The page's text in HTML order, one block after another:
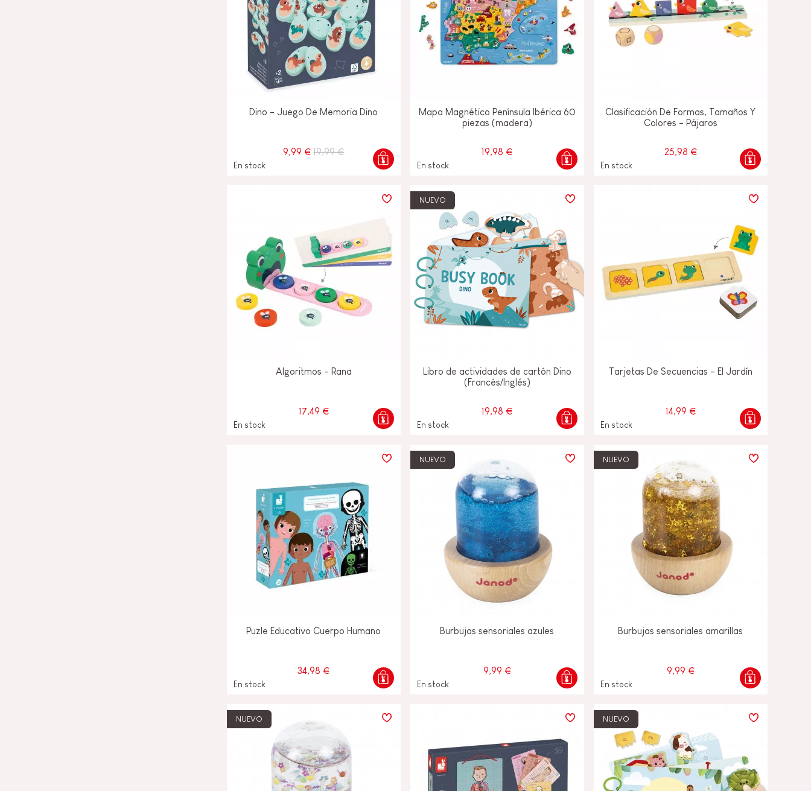
Dino - Juego De Memoria Dino
9,99 € 19,99 €
En stock
Mapa Magnético Península Ibérica 60
piezas (madera)
19,98 €
En stock
Clasificación De Formas, Tamaños Y
Colores - Pájaros
25,98 €
En stock
Algoritmos - Rana
17,49 €
En stock
NUEVO
Libro de actividades de cartón Dino
(Francés/Inglés)
19,98 €
En stock
Tarjetas De Secuencias - El Jardín
14,99 €
En stock
Puzle Educativo Cuerpo Humano
34,98 €
En stock
NUEVO
Burbujas sensoriales azules
9,99 €
En stock
NUEVO
Burbujas sensoriales amarillas
9,99 €
En stock
NUEVO NUEVO